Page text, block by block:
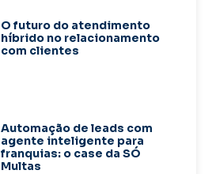
O futuro do atendimento
híbrido no relacionamento
com clientes
Automação de leads com
agente inteligente para
franquias: o case da SÓ
Multas